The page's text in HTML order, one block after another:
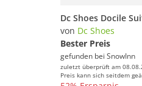
von Dc Shoes
Bester Preis
gefunden bei SnowInn
zuletzt überprüft am
Preis kann sich seitdem